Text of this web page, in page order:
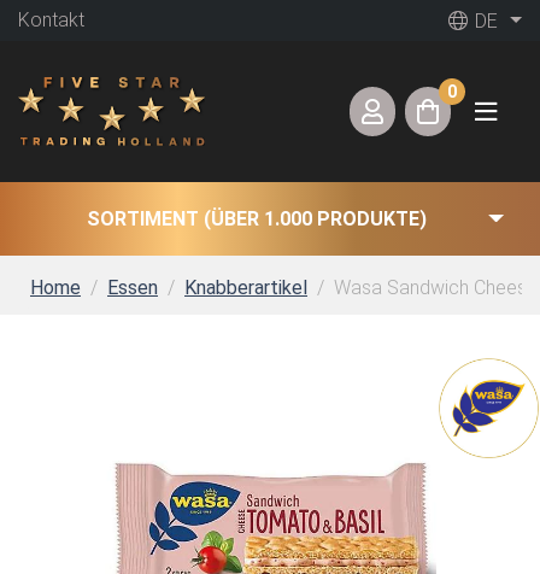
Kontakt DE
0
SORTIMENT (ÜBER 1.000 PRODUKTE)
Home Essen Knabberartikel Wasa Sandwich